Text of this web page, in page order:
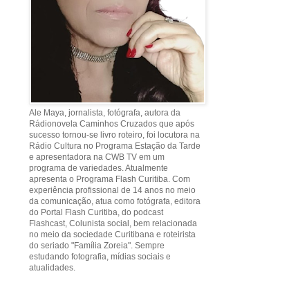
Ale Maya, jornalista, fotógrafa, autora da
Rádionovela Caminhos Cruzados que após
sucesso tornou-se livro roteiro, foi locutora na
Rádio Cultura no Programa Estação da Tarde
e apresentadora na CWB TV em um
programa de variedades. Atualmente
apresenta o Programa Flash Curitiba. Com
experiência profissional de 14 anos no meio
da comunicação, atua como fotógrafa, editora
do Portal Flash Curitiba, do podcast
Flashcast, Colunista social, bem relacionada
no meio da sociedade Curitibana e roteirista
do seriado "Família Zoreia". Sempre
estudando fotografia, mídias sociais e
atualidades.